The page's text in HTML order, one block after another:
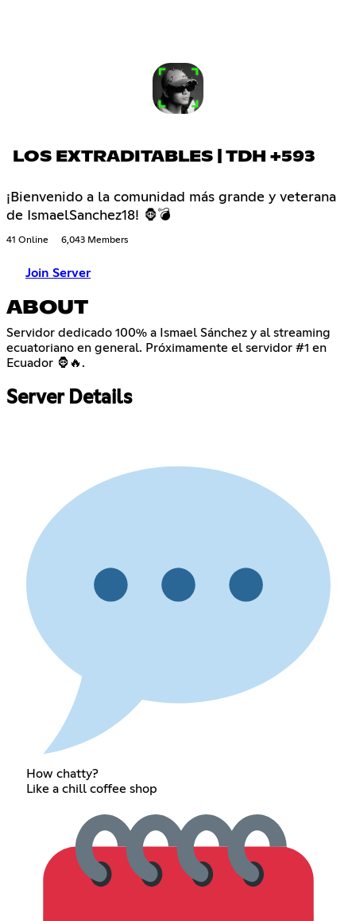
LOS EXTRADITABLES | TDH +593
¡Bienvenido a la comunidad más grande y veterana
de IsmaelSanchez18! 🦍💣
41 Online 6,043 Members
Join Server
ABOUT
Servidor dedicado 100% a Ismael Sánchez y al streaming
ecuatoriano en general. Próximamente el servidor #1 en
Ecuador 🦍🔥.
Server Details
How chatty?
Like a chill coffee shop